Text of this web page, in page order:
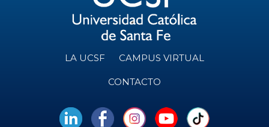
LA UCSF CAMPUS VIRTUAL
CONTACTO